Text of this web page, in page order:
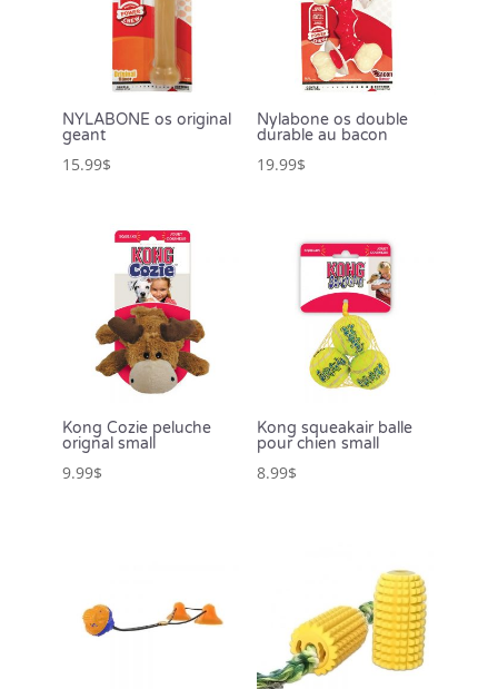
NYLABONE os original
geant
15.99$
Nylabone os double
durable au bacon
19.99$
Kong Cozie peluche
orignal small
9.99$
Kong squeakair balle
pour chien small
8.99$